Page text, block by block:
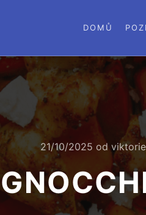
DOMŮ
21/10/2025 od